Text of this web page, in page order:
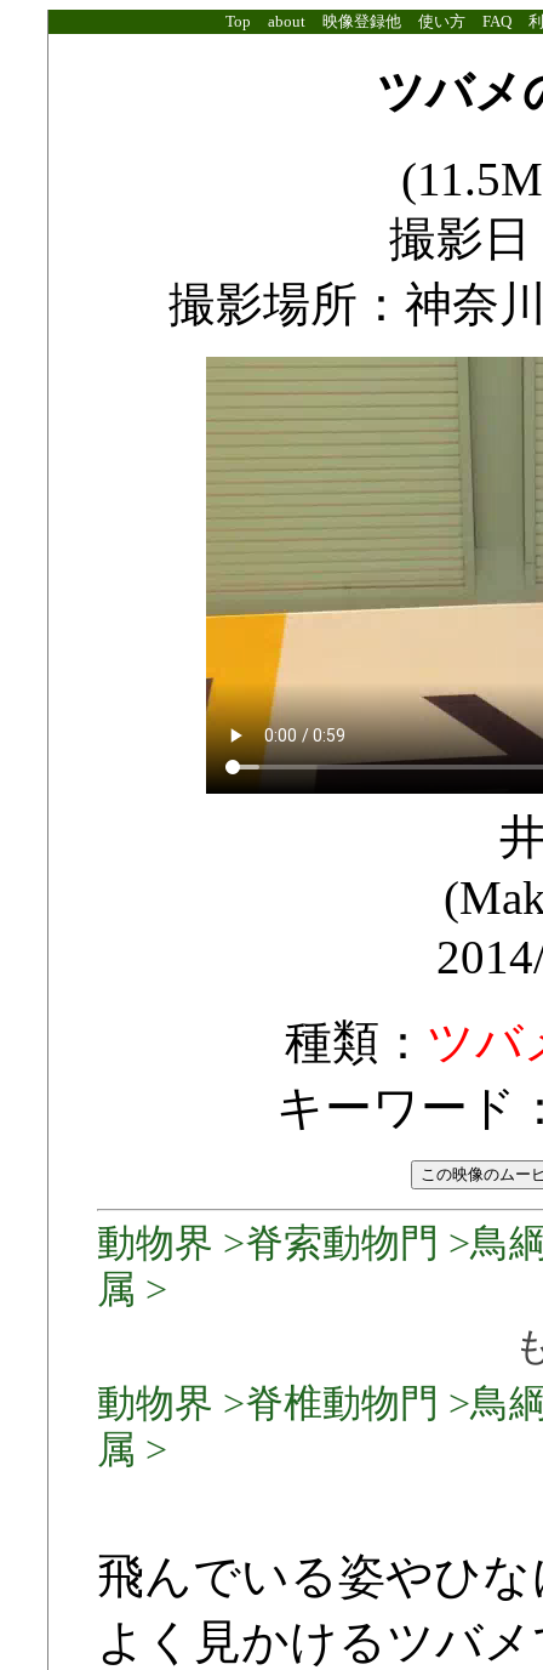
Top about 映像登録他 使い方 FAQ
ツバメ
撮影日
撮影場所：神奈
種類： ツバ
キーワード
動物界 >脊索動物門 >鳥
属 >
動物界 >脊椎動物門 >鳥
属 >
飛んでいる姿やひ
よく見かけるツバ